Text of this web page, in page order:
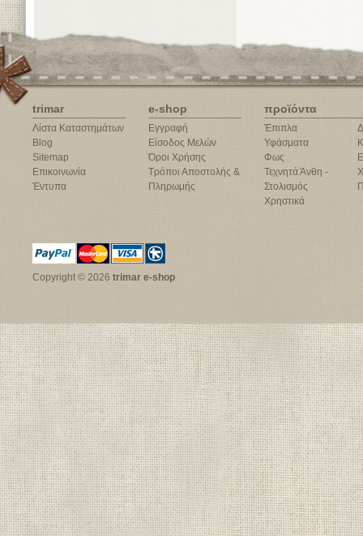
trimar
Λίστα Καταστημάτων
Blog
Sitemap
Επικοινωνία
Έντυπα
e-shop
Εγγραφή
Είσοδος Μελών
Όροι Χρήσης
Τρόποι Αποστολής &
Πληρωμής
προϊόντα
Έπιπλα
Υφάσματα
Φως
Τεχνητά Άνθη -
Στολισμός
Χρηστικά
Copyright © 2026 trimar e-shop